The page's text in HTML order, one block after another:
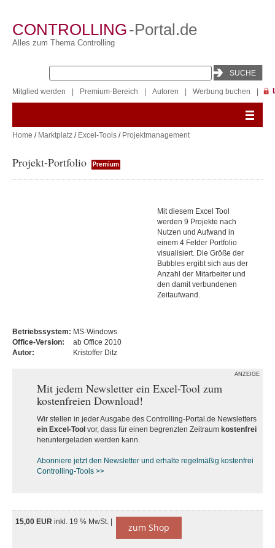
CONTROLLING-Portal.de
Alles zum Thema Controlling
Mitglied werden Premium-Bereich Autoren Werbung buchen
Home / Marktplatz / Excel-Tools / Projektmanagement
Projekt-Portfolio Premium
Mit diesem Excel Tool
werden 9 Projekte nach
Nutzen und Aufwand in
einem 4 Felder Portfolio
visualisiert. Die Größe der
Bubbles ergibt sich aus der
Anzahl der Mitarbeiter und
den damit verbundenen
Zeitaufwand.
Betriebssystem: MS-Windows
Office-Version:
ab Office 2010
Autor:
Kristoffer Ditz
ANZEIGE
Mit jedem Newsletter ein Excel-Tool zum
kostenfreien Download!
Wir stellen in jeder Ausgabe des Controlling-Portal.de Newsletters
ein Excel-Tool vor, dass für einen begrenzten Zeitraum kostenfrei
heruntergeladen werden kann.
Abonniere jetzt den Newsletter und erhalte regelmäßig kostenfrei
Controlling-Tools >>
15,00 EUR inkl. 19 % MwSt. | zum Shop